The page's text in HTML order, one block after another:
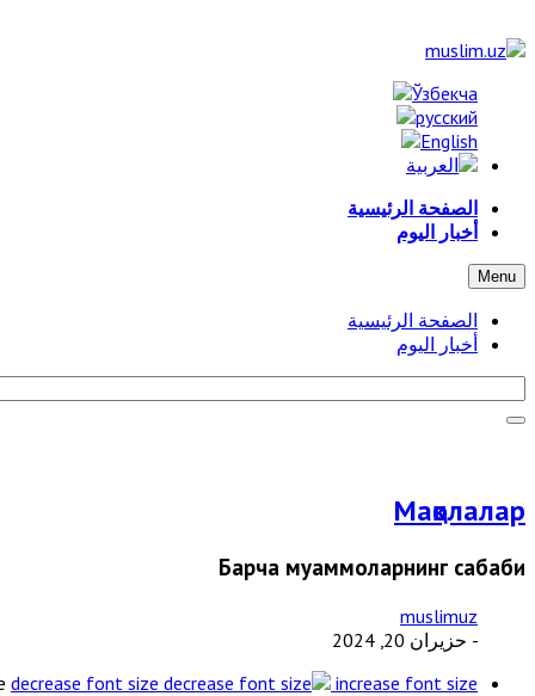
الصفحة الرئيسية
أخبار اليوم
Menu
الصفحة الرئيسية
أخبار اليوم
Мақолалар
Барча муаммоларнинг сабаби
muslimuz
- حزيران 20, 2024
decrease font size increase font size